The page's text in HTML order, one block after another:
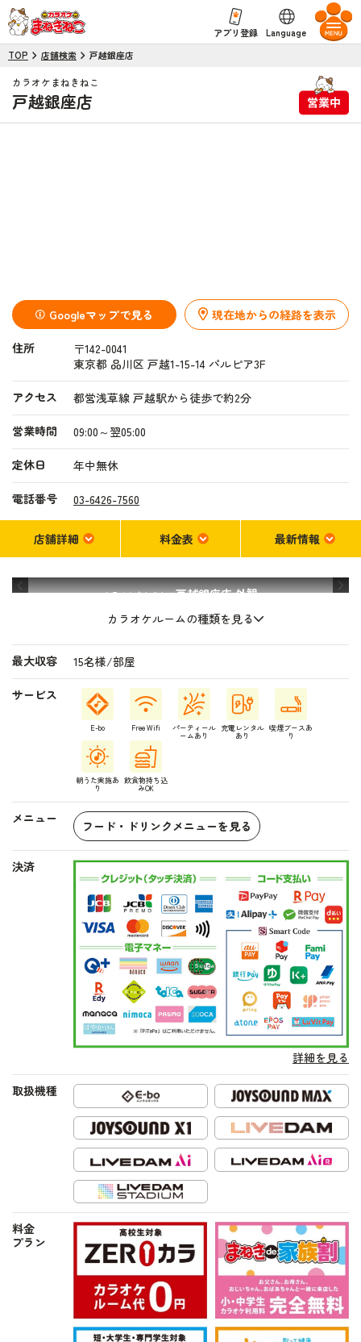
アプリ登録
Language
TOP
店舗検索 戸越銀座店
カラオケまねきねこ
戸越銀座店
Googleマップで見る 現在地からの経路を表示
住所
〒142-0041
東京都 品川区 戸越1-15-14 パルピア3F
アクセス 都営浅草線 戸越駅から徒歩で約2分
営業時間 09:00～翌05:00
定休日 年中無休
電話番号 03-6426-7560
店舗詳細 料金表 最新情報
カラオケまねきねこ戸越銀座店外観
カラオケルームの種類を見る
最大収容 15名様/部屋
サービス
E-bo Free Wifi パーティール
ームあり
充電レンタル
あり
喫煙ブースあ
り
朝うた実施あ
り
飲食物持ち込
みOK
メニュー フード・ドリンクメニューを見る
決済
詳細を見る
取扱機種
料金
プラン